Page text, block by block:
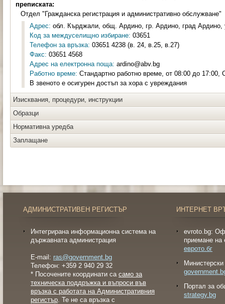
преписката:
Отдел "Гражданска регистрация и административно обслужване"
Адрес: обл. Кърджали, общ. Ардино, гр. Ардино, град
Код за междуселищно избиране: 03651
Телефон за връзка: 03651 4238 (в. 24, в.25, в.27)
Факс: 03651 4568
Адрес на електронна поща: ardino@abv.bg
Работно време: Стандартно работно време, от 08:00 до 17:00,
В звеното е осигурен достъп за хора с увреждания
Изисквания, процедури, инструкции
Образци
Нормативна уредба
Заплащане
АДМИНИСТРАТИВЕН РЕГИСТЪР
Интегрирана информационна система на
държавната администрация
E-mail: ras@government.bg
Телефон: +359 2 940 29 32
* Посочените координати са само за
техническа поддръжка и въпроси във
връзка с работата на Административния
регистър. Те не са връзка с
ИНТЕРНЕТ
evroto.bg:
приемане на
еврото.бг
Портал за
strategy.bg